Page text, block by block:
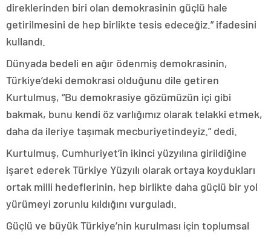
direklerinden biri olan demokrasinin güçlü hale
getirilmesini de hep birlikte tesis edeceğiz.” ifadesini
kullandı.
Dünyada bedeli en ağır ödenmiş demokrasinin,
Türkiye’deki demokrasi olduğunu dile getiren
Kurtulmuş, “Bu demokrasiye gözümüzün içi gibi
bakmak, bunu kendi öz varlığımız olarak telakki etmek,
daha da ileriye taşımak mecburiyetindeyiz.” dedi.
Kurtulmuş, Cumhuriyet’in ikinci yüzyılına girildiğine
işaret ederek Türkiye Yüzyılı olarak ortaya koydukları
ortak milli hedeflerinin, hep birlikte daha güçlü bir yol
yürümeyi zorunlu kıldığını vurguladı.
Güçlü ve büyük Türkiye’nin kurulması için toplumsal